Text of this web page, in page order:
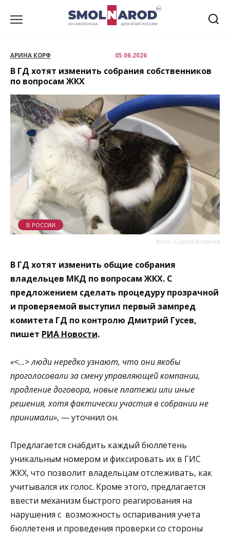
АРИНА КОРФ 05.06.2026
В ГД хотят изменить собрания собственников
по вопросам ЖКХ
Фото: Сергей Ковалев
В РОССИИ
В ГД хотят изменить общие собрания
владельцев МКД по вопросам ЖКХ. С
предложением сделать процедуру прозрачной
и проверяемой выступил первый зампред
комитета ГД по контролю Дмитрий Гусев,
пишет РИА Новости.
«<…> люди нередко узнают, что они якобы
проголосовали за смену управляющей компании,
продление договора, новые платежи или иные
решения, хотя фактически участия в собрании не
принимали», — уточнил он.
Предлагается снабдить каждый бюллетень
уникальным номером и фиксировать их в ГИС
ЖКХ, что позволит владельцам отслеживать, как
учитывался их голос. Кроме этого, предлагается
ввести механизм быстрого реагирования на
нарушения с возможность оспаривания учета
бюллетеня и проведения проверки со стороны